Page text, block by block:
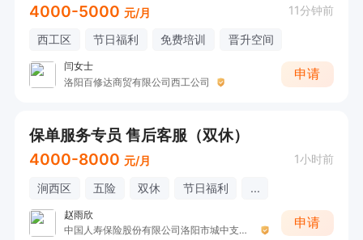
4000-5000 元/月 11分钟前
西工区 节日福利 免费培训 晋升空间
闫女士
洛阳百修达商贸有限公司西工公司
申请
保单服务专员 售后客服（双休）
4000-8000 元/月 1小时前
涧西区 五险 双休 节日福利 ...
赵雨欣
中国人寿保险股份有限公司洛阳市城中支公司D
申请